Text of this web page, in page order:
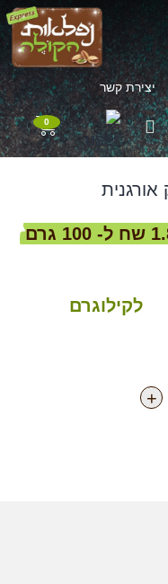
יצירת קשר
0
לקילוגרם
+